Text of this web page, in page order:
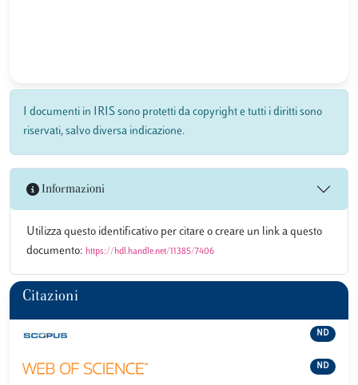
I documenti in IRIS sono protetti da copyright e tutti i diritti sono
riservati, salvo diversa indicazione.
Informazioni
Utilizza questo identificativo per citare o creare un link a questo
documento: https://hdl.handle.net/11385/7406
Citazioni
ND
ND